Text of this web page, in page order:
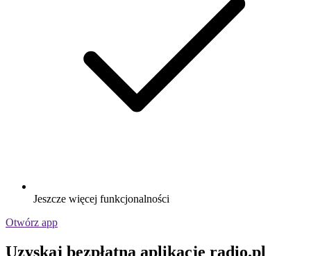
Jeszcze więcej funkcjonalności
Otwórz app
Uzyskaj bezpłatną aplikację radio.pl